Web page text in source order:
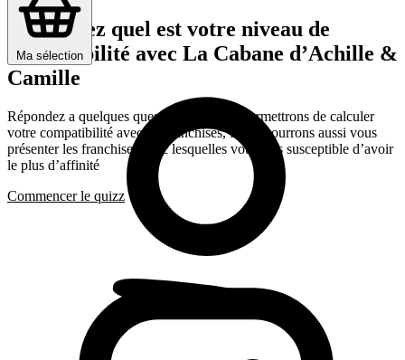
Ma sélection
Découvrez quel est votre niveau de
compatibilité avec La Cabane d’Achille &
Camille
Répondez a quelques questions qui nous permettrons de calculer
votre compatibilité avec les franchises, Nous pourrons aussi vous
présenter les franchises avec lesquelles vous êtes susceptible d’avoir
le plus d’affinité
Commencer le quizz